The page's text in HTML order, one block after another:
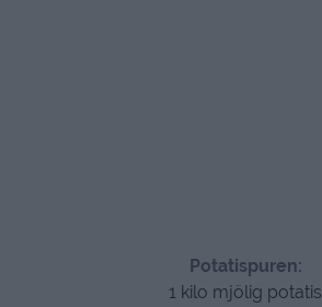
Potatispuren:
1 kilo mjölig potatis